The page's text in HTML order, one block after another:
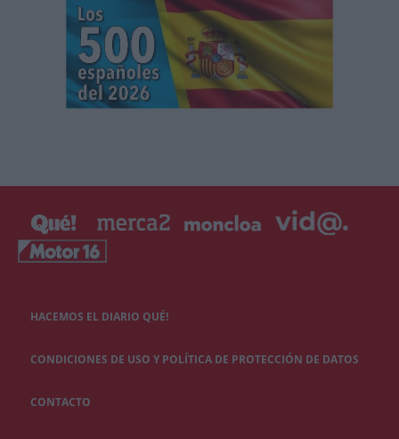
HACEMOS EL DIARIO QUÉ!
CONDICIONES DE USO Y POLÍTICA DE PROTECCIÓN DE DATOS
CONTACTO